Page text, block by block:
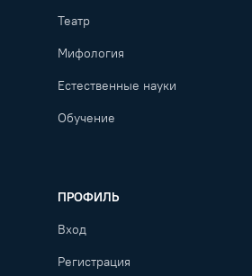
Театр
Мифология
Естественные науки
Обучение
ПРОФИЛЬ
Вход
Регистрация